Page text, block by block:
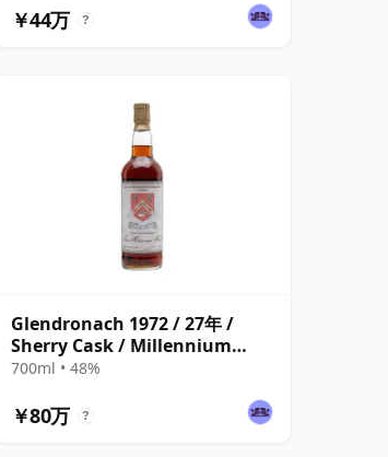
￥44万 ?
Glendronach 1972 / 27年 /
Sherry Cask / Millennium
Malt
700ml • 48%
￥80万 ?